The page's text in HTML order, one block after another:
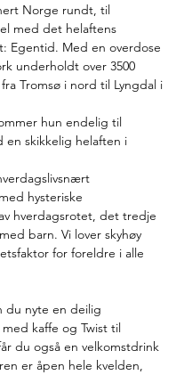
Norge rundt, til
med det helaftens
Egentid. Med en overdose
underholdt over 3500
Tromsø i nord til Lyngdal i
hun endelig til
en skikkelig helaften i
hysteriske
hverdagsrotet, det tredje
barn. Vi lover skyhøy
for foreldre i alle
du nyte en deilig
kaffe og Twist til
du også en velkomstdrink
er åpen hele kvelden,